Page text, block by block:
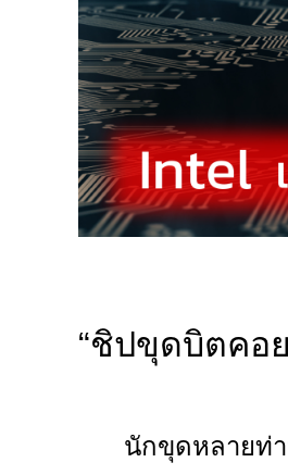
“ชิปขุดบิตคอ
นักขุดหลายท่าน